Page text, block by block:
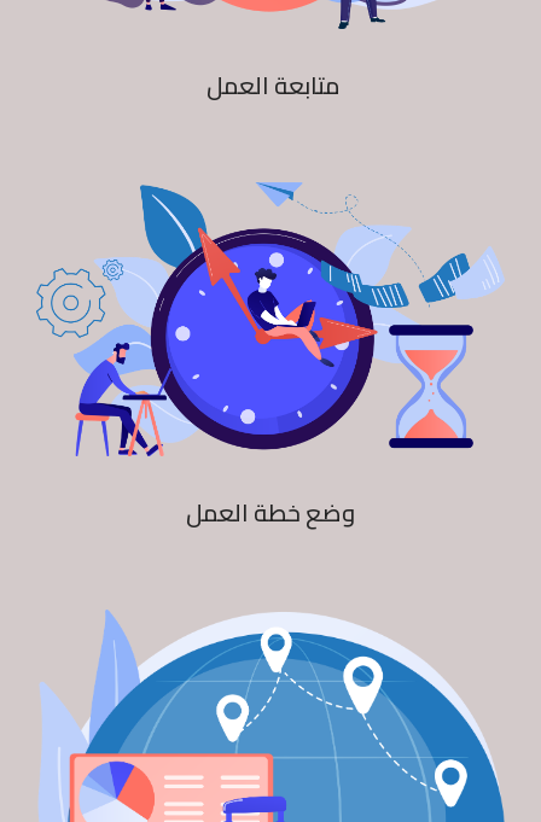
متابعة العمل
وضع خطة العمل